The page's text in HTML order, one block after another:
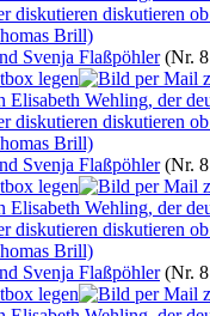
Svenja Flaßpöhler(Nr.
Svenja Flaßpöhler(Nr.
Svenja Flaßpöhler(Nr.